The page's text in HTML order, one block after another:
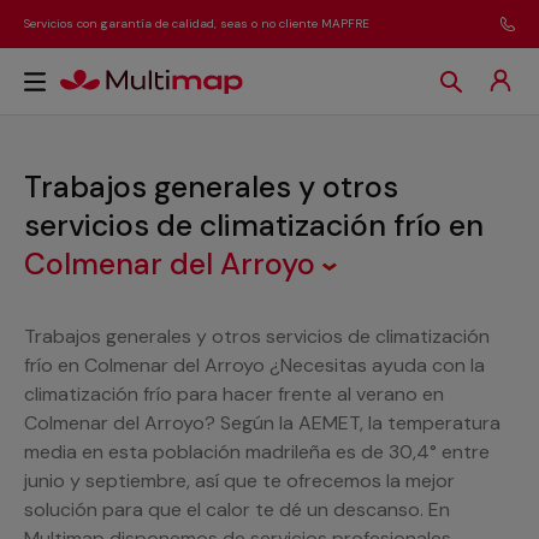
Servicios con garantía de calidad, seas o no cliente MAPFRE
Trabajos generales y otros
servicios de climatización frío en
Colmenar del Arroyo
Trabajos generales y otros servicios de climatización
frío en Colmenar del Arroyo ¿Necesitas ayuda con la
climatización frío para hacer frente al verano en
Colmenar del Arroyo? Según la AEMET, la temperatura
media en esta población madrileña es de 30,4° entre
junio y septiembre, así que te ofrecemos la mejor
solución para que el calor te dé un descanso. En